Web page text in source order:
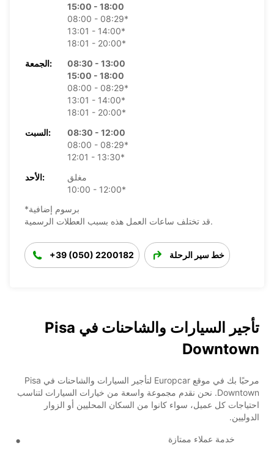
15:00 - 18:00
08:00 - 08:29*
13:01 - 14:00*
18:01 - 20:00*
الجمعة:
08:30 - 13:00
15:00 - 18:00
08:00 - 08:29*
13:01 - 14:00*
18:01 - 20:00*
السبت:
08:30 - 12:00
08:00 - 08:29*
12:01 - 13:30*
الأحد:
مغلق
10:00 - 12:00*
*برسوم إضافية
قد تختلف ساعات العمل هذه بسبب العطلات الرسمية.
+39 (050) 2200182 خط سير الرحلة
تأجير السيارات والشاحنات في Pisa
Downtown
مرحبًا بك في موقع Europcar لتأجير السيارات والشاحنات في Pisa
Downtown. نحن نقدم مجموعة واسعة من خيارات السيارات لتناسب
احتياجات كل عميل، سواء كانوا من السكان المحليين أو الزوار
الدوليين.
خدمة عملاء ممتازة